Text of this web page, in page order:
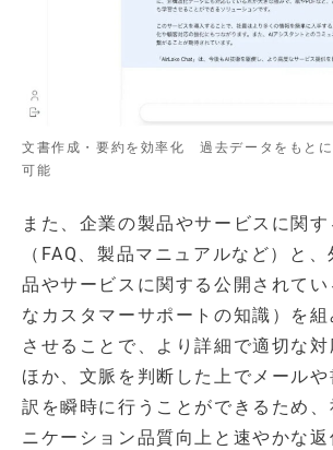
文書作成・要約を効率化 過去データをもとに
可能
また、企業の製品やサービスに関す
（FAQ、製品マニュアルなど）と
品やサービスに関する公開されて
なカスタマーサポートの知識）を
させることで、より詳細で適切な
ほか、文脈を判断した上でメール
訳を瞬時に行うことができるため、
ニケーション品質向上と速やかな返